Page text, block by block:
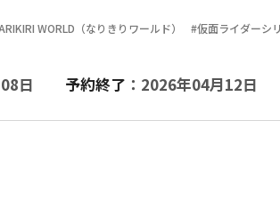
WORLD（なりきりワールド） #仮面ライダーシ
日 予約終了 ：2026年04月12日